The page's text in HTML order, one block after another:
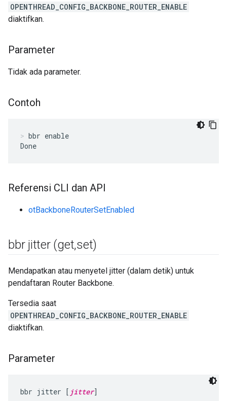
OPENTHREAD_CONFIG_BACKBONE_ROUTER_ENABLE
diaktifkan.
Parameter
Tidak ada parameter.
Contoh
bbr enable
Done
Referensi CLI dan API
otBackboneRouterSetEnabled
bbr jitter (get,set)
Mendapatkan atau menyetel jitter (dalam detik) untuk
pendaftaran Router Backbone.
Tersedia saat
OPENTHREAD_CONFIG_BACKBONE_ROUTER_ENABLE
diaktifkan.
Parameter
bbr jitter [ jitter]